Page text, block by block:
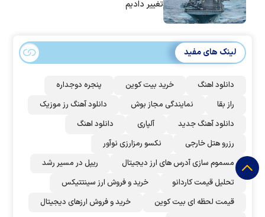
تغییر دادیم
لینک های مفید
دانلود اهنگ خرید بیت کوین
پنجره دوجداره
راز بقا
نمایندگی مجاز بوش
دانلود آهنگ رز‌ موزیک
دانلود آهنگ جدید
آلپاری
دانلود اهنگ
رزرو هتل خارجی
نکسو رمزارزی نوآور
مسموم سازی آدرس های ارز دیجیتال
ریپل در مسیر رشد
تحلیل قیمت کاردانو
خرید و فروش ارز سینتتیکس
قیمت لحظه ای بیت کوین
خرید و فروش ارزهای دیجیتال